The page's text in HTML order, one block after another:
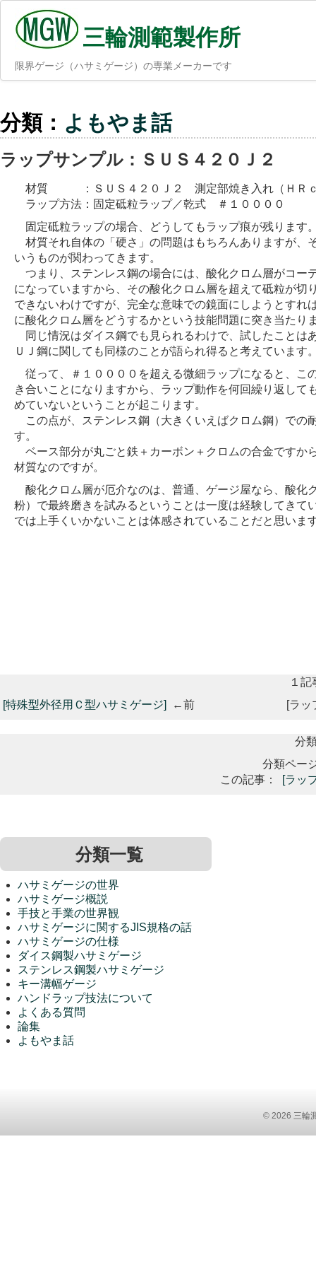
三輪測範製作所
限界ゲージ（ハサミゲージ）の専業メーカーです
分類： よもやま話
ラップサンプル：ＳＵＳ４２０Ｊ２
材質 ：ＳＵＳ４２０Ｊ２ 測定部焼き入れ（ＨＲ
ラップ方法：固定砥粒ラップ／乾式 ＃１００００
固定砥粒ラップの場合、どうしてもラップ痕が残ります
材質それ自体の「硬さ」の問題はもちろんありますが、
いうものが関わってきます。
つまり、ステンレス鋼の場合には、酸化クロム層がコー
になっていますから、その酸化クロム層を超えて砥粒が切
できないわけですが、完全な意味での鏡面にしようとすれ
に酸化クロム層をどうするかという技能問題に突き当たり
同じ情況はダイス鋼でも見られるわけで、試したことは
ＵＪ鋼に関しても同様のことが語られ得ると考えています
従って、＃１００００を超える微細ラップになると、こ
き合いことになりますから、ラップ動作を何回繰り返して
めていないということが起こります。
この点が、ステンレス鋼（大きくいえばクロム鋼）での
す。
ベース部分が丸ごと鉄＋カーボン＋クロムの合金ですか
材質なのですが。
酸化クロム層が厄介なのは、普通、ゲージ屋なら、酸化
粉）で最終磨きを試みるということは一度は経験してきて
では上手くいかないことは体感されていることだと思いま
１
[特殊型外径用Ｃ型ハサミゲージ]
←前 [ラッ
分
分類ペー
この記事：
[ラッ
分類一覧
ハサミゲージの世界
ハサミゲージ概説
手技と手業の世界観
ハサミゲージに関するJIS規格の話
ハサミゲージの仕様
ダイス鋼製ハサミゲージ
ステンレス鋼製ハサミゲージ
キー溝幅ゲージ
ハンドラップ技法について
よくある質問
論集
よもやま話
© 2026 三輪